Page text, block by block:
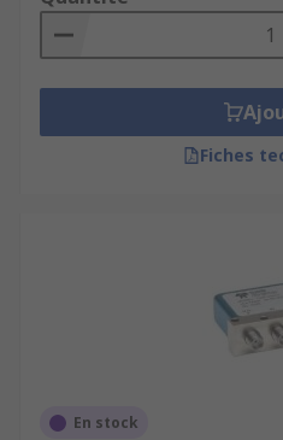
sorties ou plus, ou retirer un
d'un chemin de signal.
Fiches
En stock